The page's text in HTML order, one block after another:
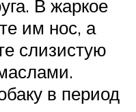
В жаркое
им нос, а
слизистую
в период